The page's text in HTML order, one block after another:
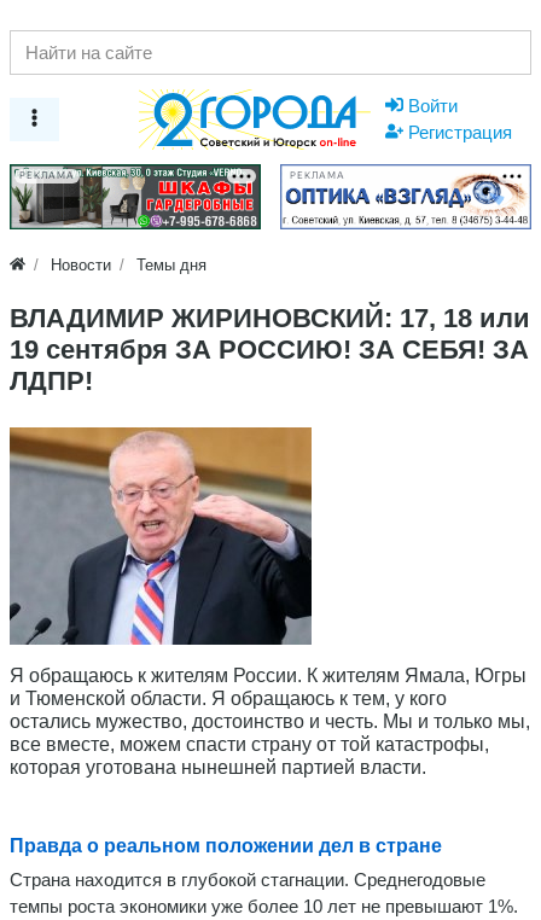
Войти
Регистрация
РЕКЛАМА РЕКЛАМА
Новости Темы дня
ВЛАДИМИР ЖИРИНОВСКИЙ: 17, 18 или
19 сентября ЗА РОССИЮ! ЗА СЕБЯ! ЗА
ЛДПР!
Я обращаюсь к жителям России. К жителям Ямала, Югры
и Тюменской области. Я обращаюсь к тем, у кого
остались мужество, достоинство и честь. Мы и только мы,
все вместе, можем спасти страну от той катастрофы,
которая уготована нынешней партией власти.
Правда о реальном положении дел в стране
Страна находится в глубокой стагнации. Среднегодовые
темпы роста экономики уже более 10 лет не превышают 1%.